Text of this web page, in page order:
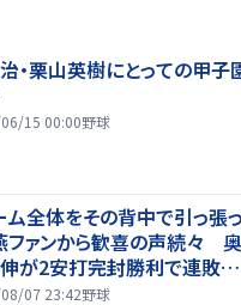
・栗山英樹にとっての甲子
15 00:00野球
ム全体をその背中で引っ張っ
ファンから歓喜の声続々 奥
が2安打完封勝利で連敗スト
まさに頼れるエースの仕事！」
07 23:42野球